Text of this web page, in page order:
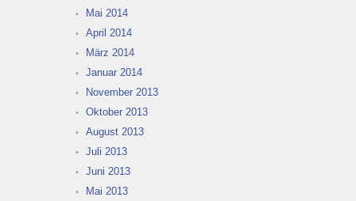
Mai 2014
April 2014
März 2014
Januar 2014
November 2013
Oktober 2013
August 2013
Juli 2013
Juni 2013
Mai 2013